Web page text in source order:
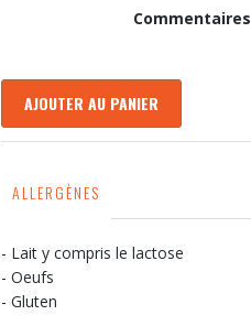
Commentaires
AJOUTER AU PANIER
ALLERGÈNES
- Lait y compris le lactose
- Oeufs
- Gluten